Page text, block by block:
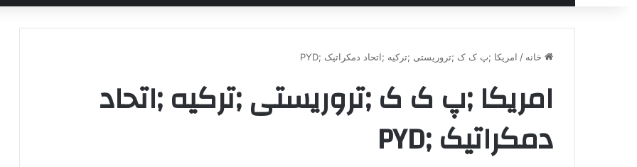
خانه / امریکا ;پ ک ک ;تروریستی ;ترکیه ;اتحاد دمکراتیک ;PYD
امریکا ;پ ک ک ;تروریستی ;ترکیه ;اتحاد
دمکراتیک ;PYD